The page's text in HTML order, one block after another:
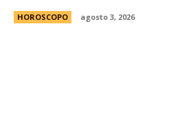
HOROSCOPO agosto 3, 2026